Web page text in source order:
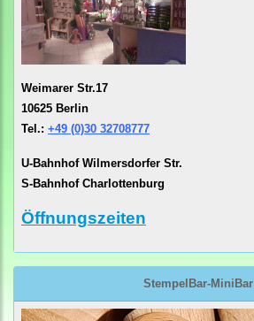
Weimarer Str.17
10625 Berlin
Tel.: +49 (0)30 32708777
U-Bahnhof Wilmersdorfer Str.
S-Bahnhof Charlottenburg
Öffnungszeiten
StempelBar-MiniBar